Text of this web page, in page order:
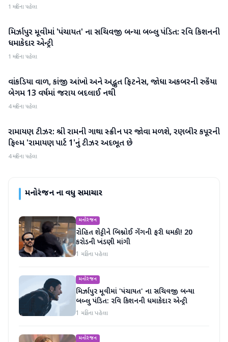
1 મહિના પહેલા
મનોરંજન
મિર્ઝાપુર મૂવીમાં 'પંચાયત' ના સચિવજી બન્યા બબ્લુ પંડિત: રવિ કિશનની
ધમાકેદાર એન્ટ્રી
1 મહિના પહેલા
મનોરંજન
વાંકડિયા વાળ, કાંજી આંખો અને અદ્ભુત ફિટનેસ, જોધા અકબરની રુકૈયા
બેગમ 13 વર્ષમાં જરાય બદલાઈ નથી
4 મહિના પહેલા
મનોરંજન
રામાયણ ટીઝર: શ્રી રામની ગાથા સ્ક્રીન પર જોવા મળશે, રણબીર કપૂરની
ફિલ્મ 'રામાયણ પાર્ટ 1'નું ટીઝર અદભૂત છે
4 મહિના પહેલા
મનોરંજનના વધુ સમાચાર
મનોરંજન
રોહિત શેટ્ટીને બિશ્નોઈ ગેંગની ફરી ધમકી! 20
કરોડની ખંડણી માંગી
1 મહિના પહેલા
મનોરંજન
મિર્ઝાપુર મૂવીમાં 'પંચાયત' ના સચિવજી બન્યા
બબ્લુ પંડિત: રવિ કિશનની ધમાકેદાર એન્ટ્રી
1 મહિના પહેલા
મનોરંજન